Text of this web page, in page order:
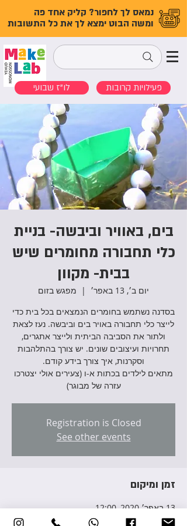
נמאס לך לחפור? קליק אחד פה
ומשה הבוט ימצא לך את כל התשובות
לו"ז שבועי פעילויות קרובות
בים, באוויר וביבשה- בניית
כלי תחבורה מחומרים שיש
בבית- מקוון
יום ב׳, 13 באפר׳
  |
מפגש בזום
בסדנה נשתמש בחומרים הנמצאים בכל בית כדי
לייצר כלי תחבורה באויר בים וביבשה. נעז לצאת
ולתור את הסביבה הביתית ולייצר אתגרים,
תחרויות ועיצובים שונים. יש צורך בהתלהבות
מתאים לילדים בכתות א-ו (צעירים אולי יצטרכו
עזרה של מבוגר)
Registration is Closed
See other events
זמן ומיקום
13 באפר׳ 2020, 12:00
מפגש בזום